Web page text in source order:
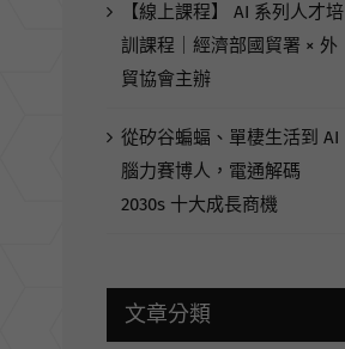
【線上課程】 AI 系列人才培
訓課程｜經濟部國貿署 × 外
貿協會主辦
從矽谷蝙蝠、單棲生活到 AI
腦力賽博人，電通解碼
2030s 十大成長商機
文章分類